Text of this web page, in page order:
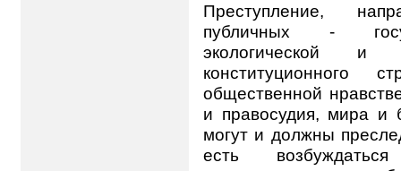
Преступление,
публичных -
экологической и
конституционного
общественной
и правосудия, мира и
могут и должны
есть